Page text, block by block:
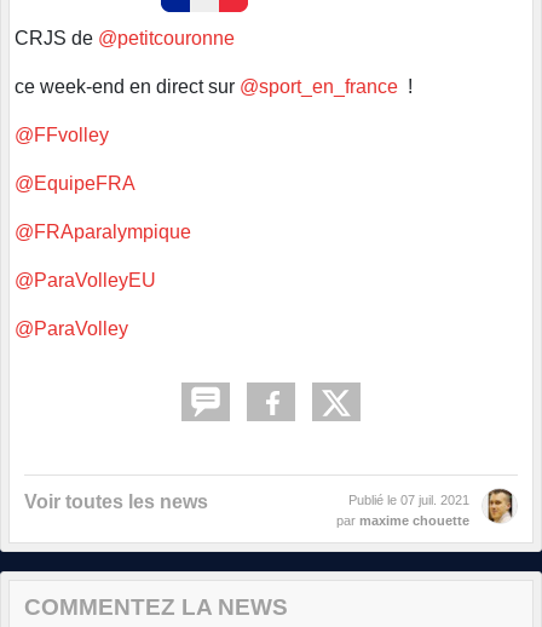
CRJS de @petitcouronne
ce week-end en direct sur @sport_en_france !
@FFvolley
@EquipeFRA
@FRAparalympique
@ParaVolleyEU
@ParaVolley
Voir toutes les news Publié le 07 juil. 2021
par maxime chouette
COMMENTEZ LA NEWS